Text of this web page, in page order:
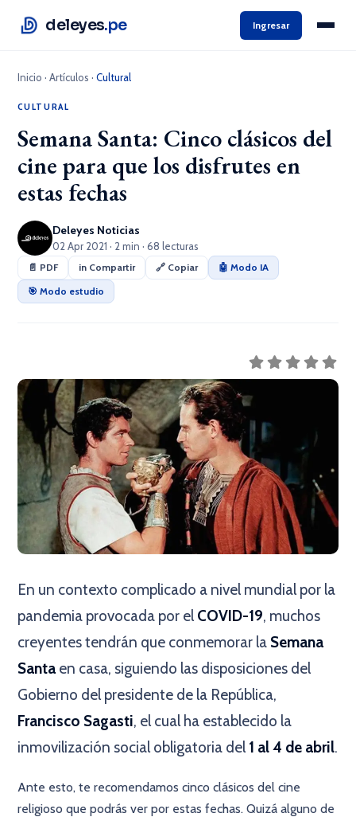
deleyes.pe Ingresar
Inicio ·Artículos ·Cultural
CULTURAL
Semana Santa: Cinco clásicos del
cine para que los disfrutes en
estas fechas
Deleyes Noticias
02 Apr 2021 · 2 min · 68 lecturas
📄 PDF in Compartir 🔗 Copiar
🤖 Modo IA
🎯 Modo estudio
En un contexto complicado a nivel mundial por la
pandemia provocada por el COVID-19, muchos
creyentes tendrán que conmemorar la Semana
Santa en casa, siguiendo las disposiciones del
Gobierno del presidente de la República,
Francisco Sagasti, el cual ha establecido la
inmovilización social obligatoria del 1 al 4 de abril.
Ante esto, te recomendamos cinco clásicos del cine
religioso que podrás ver por estas fechas. Quizá alguno de